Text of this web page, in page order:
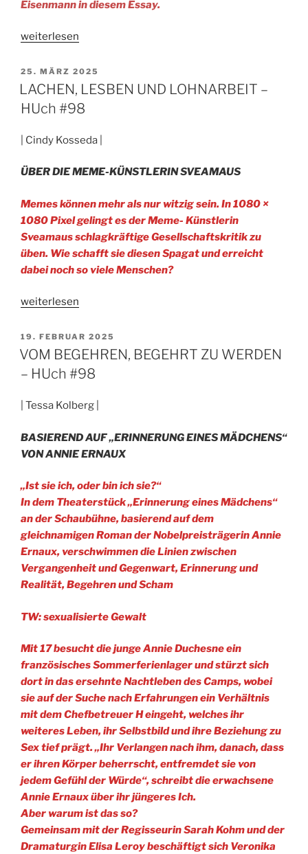
Eisenmann in diesem Essay.
„Wenn
mir
die
Literatur
erklären
–
#98“
weiterlesen
VERÖFFENTLICHT
AM
25. MÄRZ 2025
LACHEN, LESBEN UND LOHNARBEIT –
HUch #98
| Cindy Kosseda |
ÜBER DIE MEME-KÜNSTLERIN SVEAMAUS
Memes können mehr als nur witzig sein. In 1080 ×
1080 Pixel gelingt es der Meme- Künstlerin
Sveamaus schlagkräftige Gesellschaftskritik zu
üben. Wie schafft sie diesen Spagat und erreicht
dabei noch so viele Menschen?
„LACHEN,
UND
LOHNARBEIT
#98“
weiterlesen
VERÖFFENTLICHT
AM
19. FEBRUAR 2025
VOM BEGEHREN, BEGEHRT ZU WERDEN
– HUch #98
| Tessa Kolberg |
BASIEREND AUF „ERINNERUNG EINES MÄDCHENS“
VON ANNIE ERNAUX
„Ist sie ich, oder bin ich sie?“
In dem Theaterstück „Erinnerung eines Mädchens“
an der Schaubühne, basierend auf dem
gleichnamigen Roman der Nobelpreisträgerin Annie
Ernaux, verschwimmen die Linien zwischen
Vergangenheit und Gegenwart, Erinnerung und
Realität, Begehren und Scham
TW: sexualisierte Gewalt
Mit 17 besucht die junge Annie Duchesne ein
französisches Sommerferienlager und stürzt sich
dort in das ersehnte Nachtleben des Camps, wobei
sie auf der Suche nach Erfahrungen ein Verhältnis
mit dem Chefbetreuer H eingeht, welches ihr
weiteres Leben, ihr Selbstbild und ihre Beziehung zu
Sex tief prägt. „Ihr Verlangen nach ihm, danach, dass
er ihren Körper beherrscht, entfremdet sie von
jedem Gefühl der Würde“, schreibt die erwachsene
Annie Ernaux über ihr jüngeres Ich.
Aber warum ist das so?
Gemeinsam mit der Regisseurin Sarah Kohm und der
Dramaturgin Elisa Leroy beschäftigt sich Veronika